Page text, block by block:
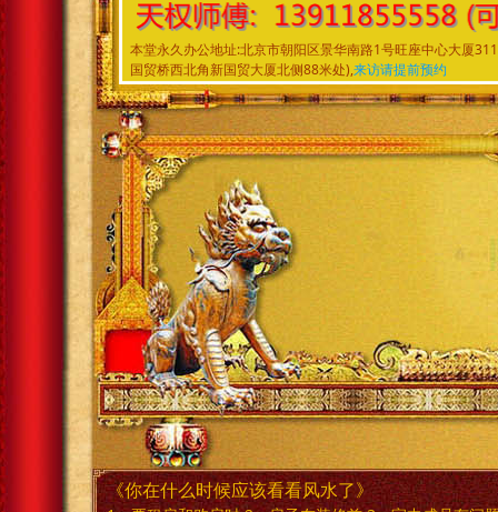
本堂永久办公地址:北京市朝阳区景华南路1号旺座中
国贸桥西北角新国贸大厦北侧88米处),来访请提前预约
《你在什么时候应该看看风水了》